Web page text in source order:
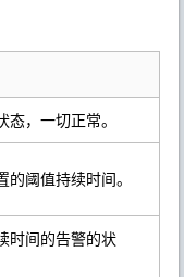
，一切正常。
阈值持续时间。
时间的告警的状